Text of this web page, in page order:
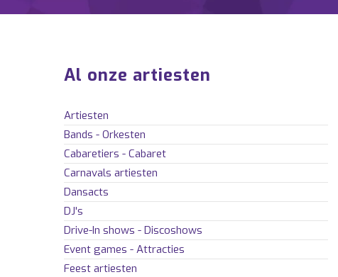
Al onze artiesten
Artiesten
Bands - Orkesten
Cabaretiers - Cabaret
Carnavals artiesten
Dansacts
DJ's
Drive-In shows - Discoshows
Event games - Attracties
Feest artiesten